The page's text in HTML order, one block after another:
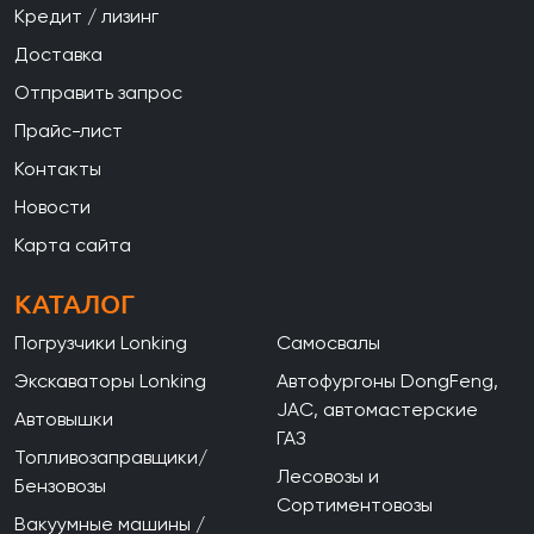
Кредит / лизинг
Доставка
Отправить запрос
Прайс-лист
Контакты
Новости
Карта сайта
КАТАЛОГ
Погрузчики Lonking
Экскаваторы Lonking
Автовышки
Топливозаправщики/
Бензовозы
Вакуумные машины /
Самосвалы
Автофургоны DongFeng,
JAC, автомастерские
ГАЗ
Лесовозы и
Сортиментовозы